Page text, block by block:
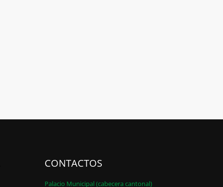
CONTACTOS
Palacio Municipal (cabecera cantonal)